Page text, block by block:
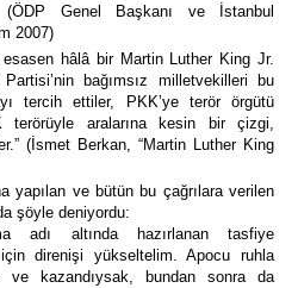
(ÖDP Genel Başkanı ve İstanbul
2007)
hâlâ bir Martin Luther King Jr.
bağımsız milletvekilleri bu
tercih ettiler, PKK’ye terör örgütü
terörüyle aralarına kesin bir çizgi,
(İsmet Berkan, “Martin Luther King
yapılan ve bütün bu çağrılara verilen
şöyle deniyordu:
adı altında hazırlanan tasfiye
için direnişi yükseltelim. Apocu ruhla
ve kazandıysak, bundan sonra da